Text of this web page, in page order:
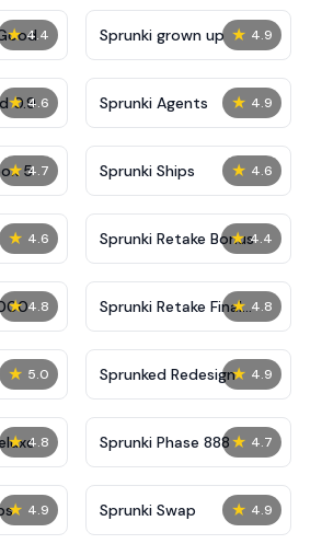
★ 4.4 ★ 4.9
Sprunki grown up
★ 4.6
0.9 ★ 4.9
Sprunki Agents
★ 4.7
5 ★ 4.6
Sprunki Ships
★ 4.6 ★ 4.4
Sprunki Retake Bonus
★ 4.8 ★ 4.8
Sprunki Retake Final
Update
★ 5.0 ★ 4.9
Sprunked Redesign
★ 4.8 ★ 4.7
Sprunki Phase 888
★ 4.9 ★ 4.9
Sprunki Swap